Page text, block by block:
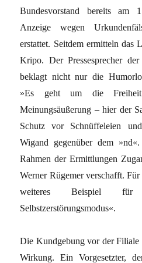
Bundesvorstand bereits am
Anzeige wegen
erstattet. Seitdem ermitteln
Kripo. Der Pressesprecher
beklagt nicht nur die
»Es geht um die
Meinungsäußerung – hier der
Schutz vor Schnüffeleien
Wigand gegenüber dem
Rahmen der Ermittlungen
Werner Rügemer verschafft.
weiteres Beispiel
Selbstzerstörungsmodus«.
Die Kundgebung vor der Filiale
Wirkung. Ein Vorgesetzter,